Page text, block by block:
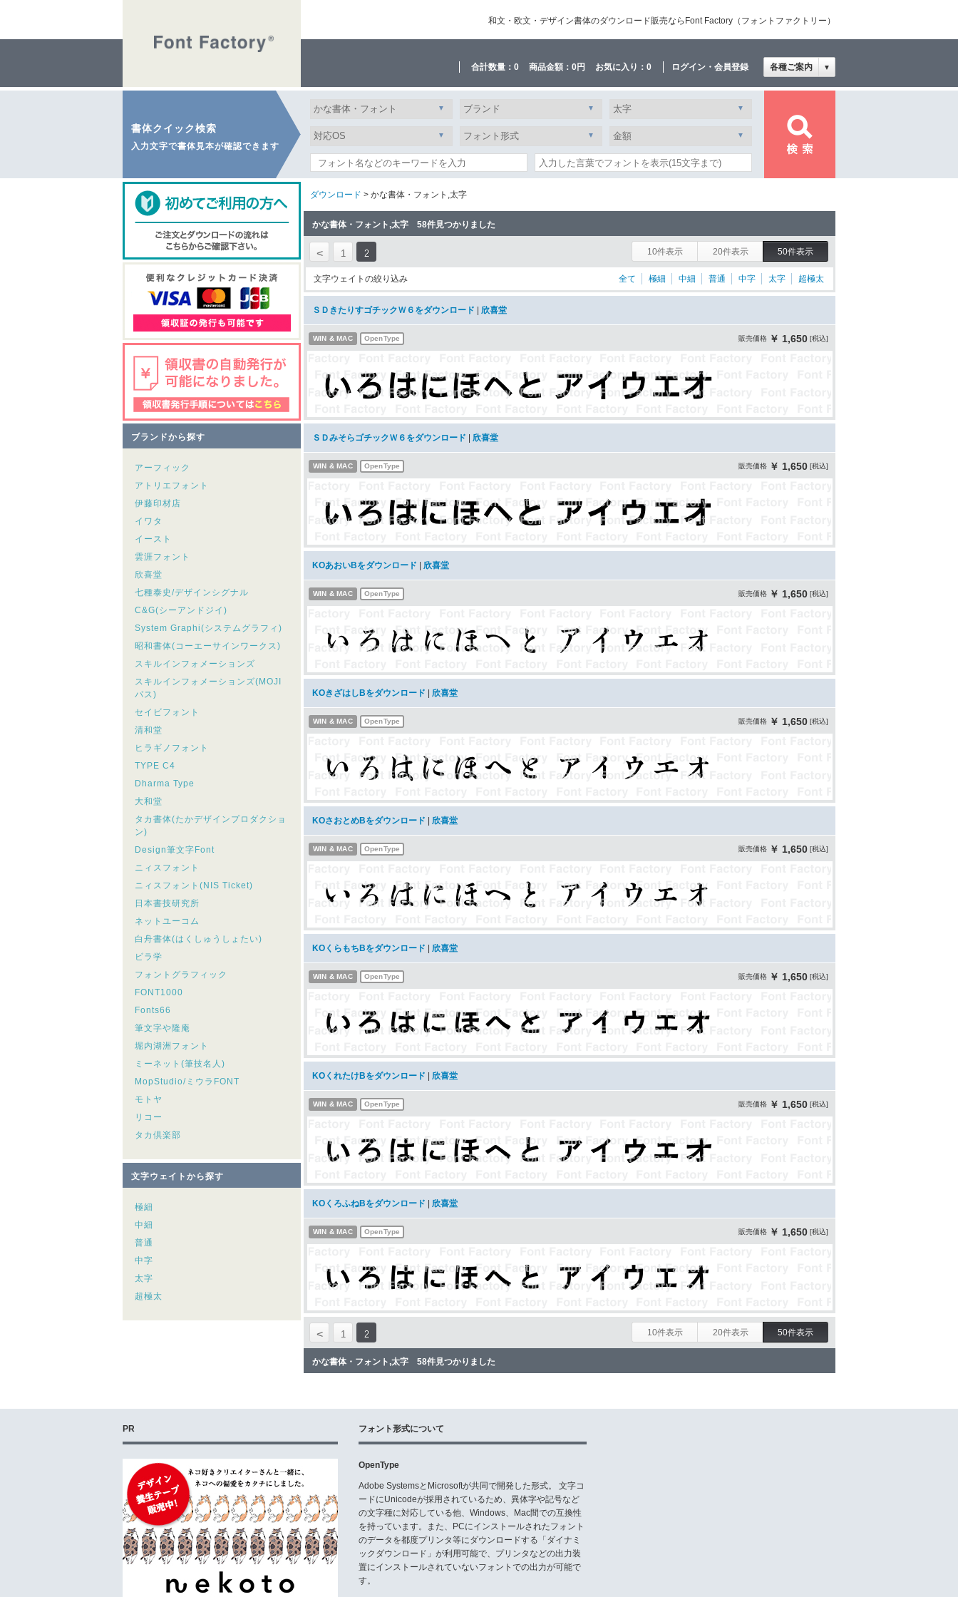
和文・欧文・デザイン書体のダウンロード販売ならFont Factory（フォントファクトリー）
合計数量： 0 商品金額： 0円 お気に入り： 0 ログイン・会員登録 各種ご案内 ▼
書体クイック検索
入力文字で書体見本が確認できます
ブランドから探す
アーフィック
アトリエフォント
伊藤印材店
イワタ
イースト
雲涯フォント
欣喜堂
七種泰史/デザインシグナル
C&G(シーアンドジイ)
System Graphi(システムグラフィ)
昭和書体(コーエーサインワークス)
スキルインフォメーションズ
スキルインフォメーションズ(MOJI
パス)
セイビフォント
清和堂
ヒラギノフォント
TYPE C4
Dharma Type
大和堂
タカ書体(たかデザインプロダクショ
ン)
Design筆文字Font
ニィスフォント
ニィスフォント(NIS Ticket)
日本書技研究所
ネットユーコム
白舟書体(はくしゅうしょたい)
ビラ学
フォントグラフィック
FONT1000
Fonts66
筆文字や隆庵
堀内湖洲フォント
ミーネット(筆技名人)
MopStudio/ミウラFONT
モトヤ
リコー
タカ倶楽部
文字ウェイトから探す
極細
中細
普通
中字
太字
超極太
ダウンロード > かな書体・フォント,太字
かな書体・フォント,太字 58件見つかりました
< 1 2 10件表示 20件表示 50件表示
文字ウェイトの絞り込み 全て 極細 中細 普通 中字 太字 超極太
ＳＤきたりすゴチックＷ６をダウンロード 欣喜堂
販売価格 ￥ 1,650 [税込]
WIN & MAC OpenType
ＳＤみそらゴチックＷ６をダウンロード 欣喜堂
販売価格 ￥ 1,650 [税込]
WIN & MAC OpenType
KOあおいBをダウンロード 欣喜堂
販売価格 ￥ 1,650 [税込]
WIN & MAC OpenType
KOきざはしBをダウンロード 欣喜堂
販売価格 ￥ 1,650 [税込]
WIN & MAC OpenType
KOさおとめBをダウンロード 欣喜堂
販売価格 ￥ 1,650 [税込]
WIN & MAC OpenType
KOくらもちBをダウンロード 欣喜堂
販売価格 ￥ 1,650 [税込]
WIN & MAC OpenType
KOくれたけBをダウンロード 欣喜堂
販売価格 ￥ 1,650 [税込]
WIN & MAC OpenType
KOくろふねBをダウンロード 欣喜堂
販売価格 ￥ 1,650 [税込]
WIN & MAC OpenType
< 1 2 10件表示 20件表示 50件表示
かな書体・フォント,太字 58件見つかりました
PR フォント形式について
OpenType
Adobe SystemsとMicrosoftが共同で開発した形式。 文字コ
ードにUnicodeが採用されているため、異体字や記号など
の文字種に対応している他、Windows、Mac間での互換性
を持っています。また、PCにインストールされたフォント
のデータを都度プリンタ等にダウンロードする「ダイナミ
ックダウンロード」が利用可能で、プリンタなどの出力装
置にインストールされていないフォントでの出力が可能で
す。